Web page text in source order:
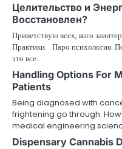
Целительство и
Восстановлен?
Приветствую всех, кого
Практики. Паро психология.
это все…
Handling Options For
Patients
Being diagnosed with
frightening go through.
medical engineering
Dispensary Cannabis